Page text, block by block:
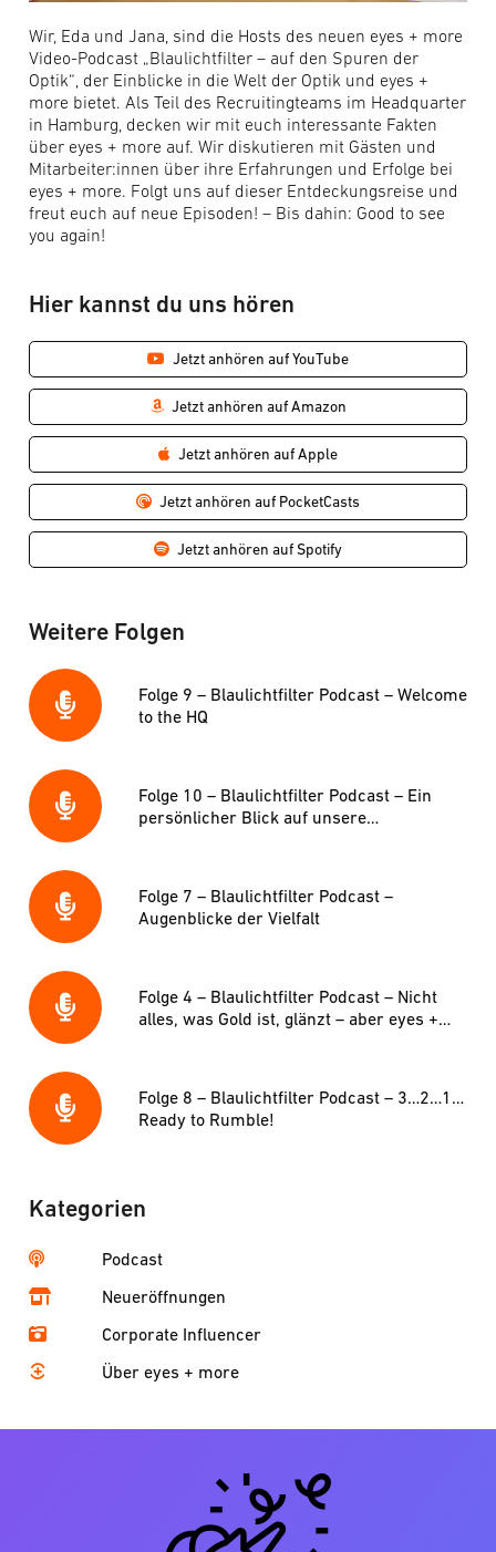
Wir, Eda und Jana, sind die Hosts des neuen eyes + more
Video-Podcast „Blaulichtfilter – auf den Spuren der
Optik“, der Einblicke in die Welt der Optik und eyes +
more bietet. Als Teil des Recruitingteams im Headquarter
in Hamburg, decken wir mit euch interessante Fakten
über eyes + more auf. Wir diskutieren mit Gästen und
Mitarbeiter:innen über ihre Erfahrungen und Erfolge bei
eyes + more. Folgt uns auf dieser Entdeckungsreise und
freut euch auf neue Episoden! – Bis dahin: Good to see
you again!
Hier kannst du uns hören
Jetzt anhören auf YouTube
Jetzt anhören auf Amazon
Jetzt anhören auf Apple
Jetzt anhören auf PocketCasts
Jetzt anhören auf Spotify
Weitere Folgen
Folge 9 – Blaulichtfilter Podcast – Welcome
to the HQ
Folge 10 – Blaulichtfilter Podcast – Ein
persönlicher Blick auf unsere
Folge 7 – Blaulichtfilter Podcast –
Augenblicke der Vielfalt
Folge 4 – Blaulichtfilter Podcast – Nicht
alles, was Gold ist, glänzt – aber eyes +
Folge 8 – Blaulichtfilter Podcast – 3…2…1…
Ready to Rumble!
Kategorien
Podcast
Neueröffnungen
Corporate Influencer
Über eyes + more